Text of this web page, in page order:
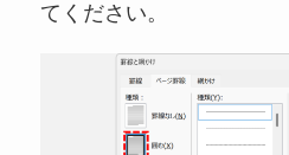
てください。